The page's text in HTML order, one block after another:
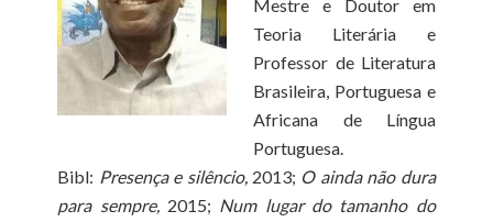
Mestre e Doutor em
Teoria Literária e
Professor de Literatura
Brasileira, Portuguesa e
Africana de Língua
Portuguesa.
Bibl: Presença e silêncio,2013; O ainda não dura
para sempre,2015; Num lugar do tamanho do